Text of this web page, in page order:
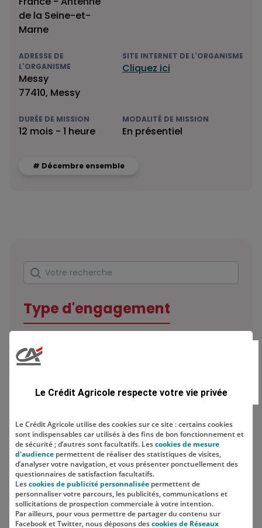
de la Seine-et-
Marne
ADRESSE DE
L'ORGANISME
Messy
77410, Messy
SITE INTERNET DE L'ORGANISME
Cliquez ici
DURÉE DE MISSION
12 mois - 1 heure
MODALITÉ DE MISSION
En présentiel
# Décembre ensemble
Rechercher
Votre recherche
Type d'engagement
Localisation
Le Crédit Agricole respecte votre vie privée
Le Crédit Agricole utilise des cookies sur ce site : certains cookies
sont indispensables car utilisés à des fins de bon fonctionnement et
de sécurité ; d’autres sont facultatifs. Lescookies de mesure
d'audience permettent de réaliser des statistiques de visites,
d’analyser votre navigation, et vous présenter ponctuellement des
questionnaires de satisfaction facultatifs.
Lescookies de publicité personnalisée permettent de
personnaliser votre parcours, les publicités, communications et
sollicitations de prospection commerciale à votre intention.
Par ailleurs, pour vous permettre de partager du contenu sur
Facebook et Twitter, nous déposons descookies de Réseaux